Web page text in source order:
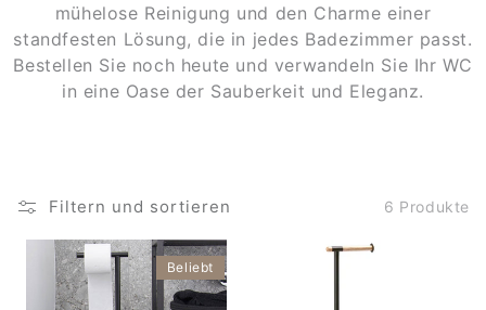
mühelose Reinigung und den Charme einer
standfesten Lösung, die in jedes Badezimmer passt.
Bestellen Sie noch heute und verwandeln Sie Ihr WC
in eine Oase der Sauberkeit und Eleganz.
Filtern und sortieren 6 Produkte
Beliebt